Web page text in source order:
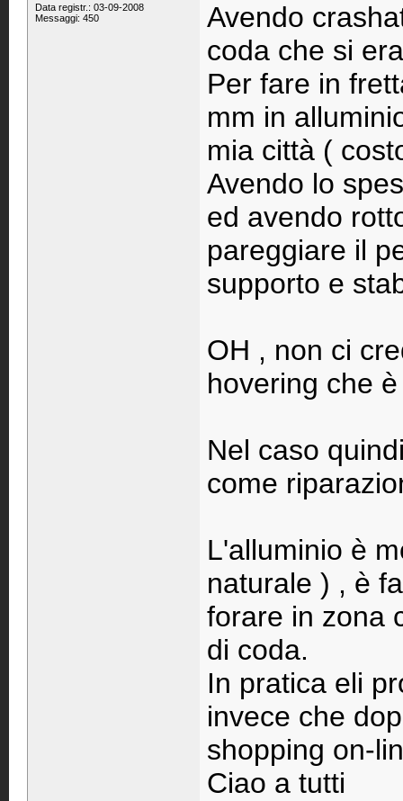
Data registr.: 03-09-2008
Messaggi: 450
Avendo
coda che si
Per fare in
mm in
mia città (
Avendo lo
ed avendo
pareggiare il
supporto e
OH , non ci
hovering che
Nel caso
come
L'alluminio è
naturale ) , è
forare in zona
di coda.
In pratica eli
invece che
shopping on-
Ciao a tutti